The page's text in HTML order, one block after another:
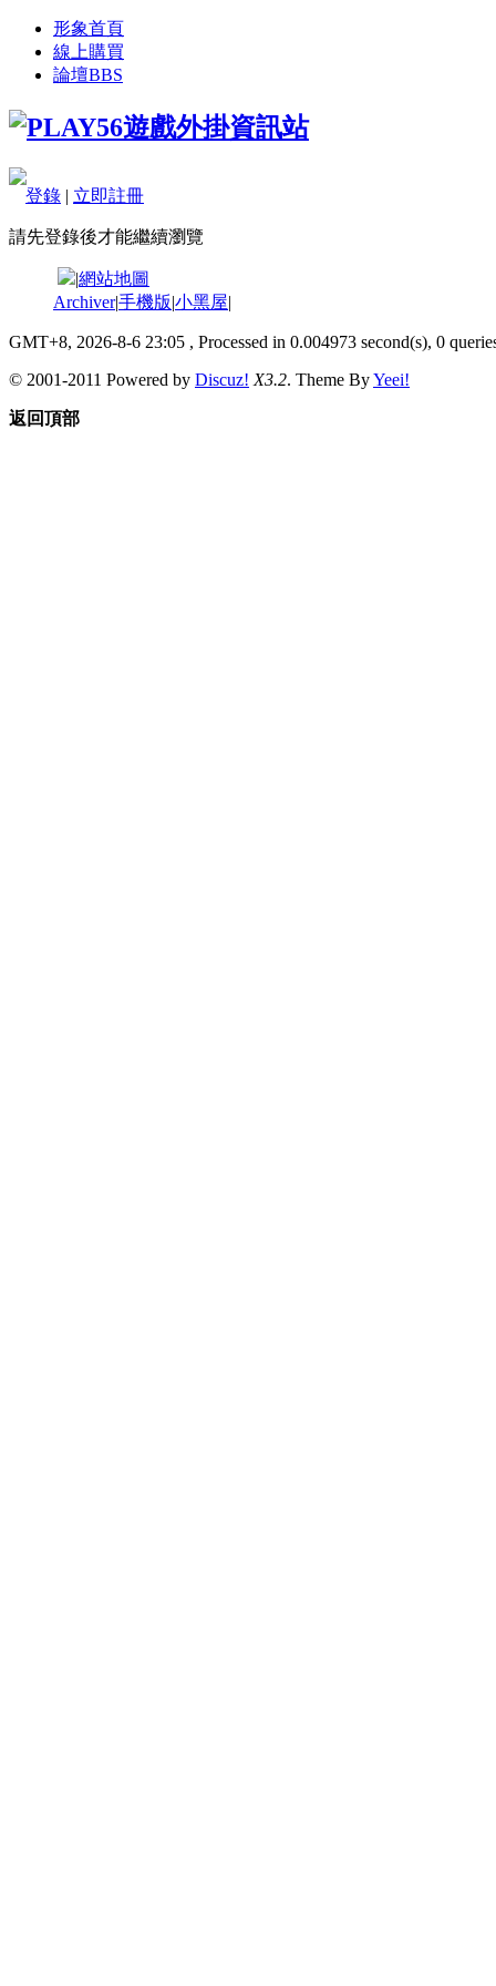
形象首頁
線上購買
論壇BBS
登錄 | 立即註冊
請先登錄後才能繼續瀏覽
|網站地圖
Archiver|手機版|小黑屋|
GMT+8, 2026-8-6 23:05 , Processed in 0.004973 second(s), 0
© 2001-2011 Powered by Discuz! X3.2. Theme ByYeei!
返回頂部